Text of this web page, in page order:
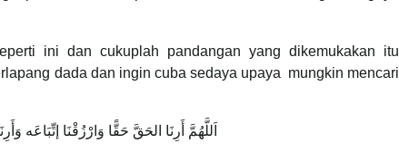
ini dan cukuplah pandangan yang dikemukakan itu
dada dan ingin cuba sedaya upaya mungkin mencari
اَللَّهُمَّ أَرِنَا الحَقَّ حَقًّا وَارْزُقْنَا إتِّبَاعَه